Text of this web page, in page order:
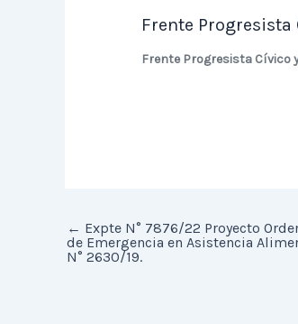
Frente Progresista
Frente Progresista Cívico
← Expte N° 7876/22 Proyecto
de Emergencia en Asistencia
N° 2630/19.